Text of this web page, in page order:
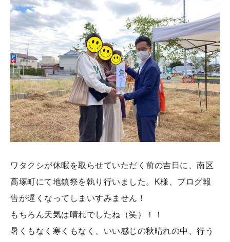
ワタクシが休暇を取らせていただく前の吉日に、南区
高塚町にて地鎮祭を執り行いました。K様、ブログ報
告が遅くなってしまいすみません！
もちろん天気は晴れでしたね（笑）！！
暑くもなく寒くもなく、いい感じの秋晴れの中、行う